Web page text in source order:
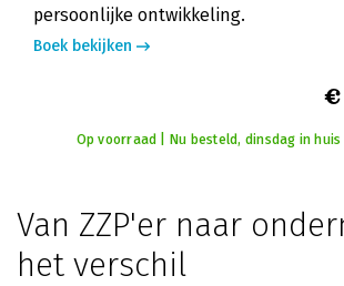
persoonlijke ontwikkeling.
Boek bekijken
€
Op voorraad | Nu besteld, dinsdag in
Van ZZP'er naar
het verschil